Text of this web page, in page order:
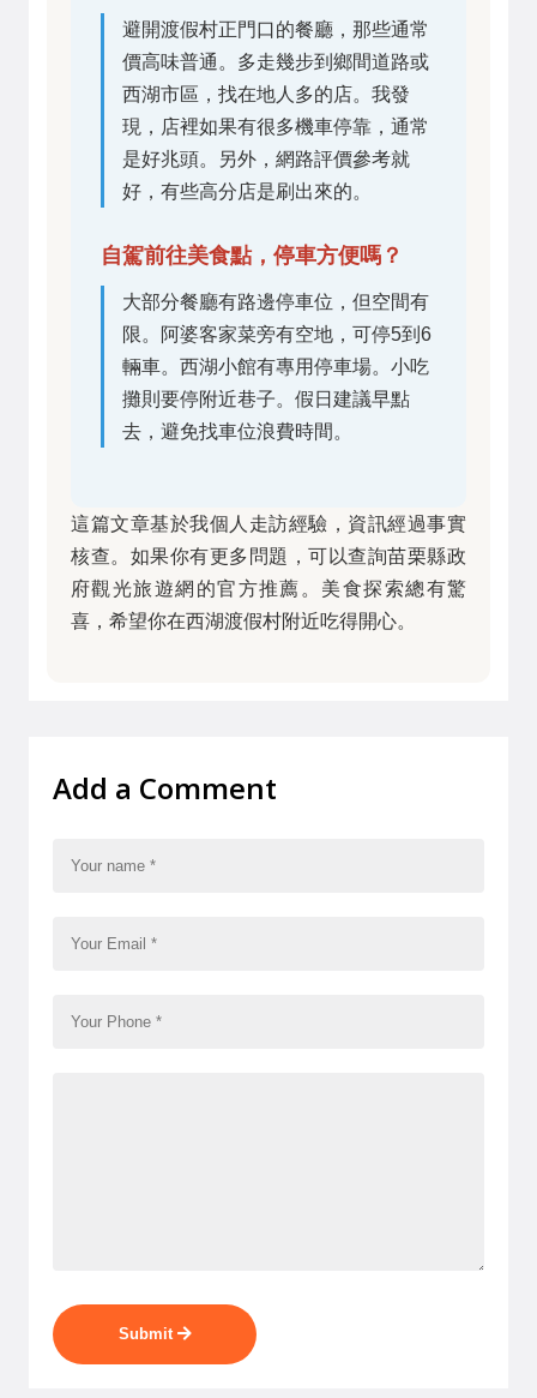
避開渡假村正門口的餐廳，那些通常
價高味普通。多走幾步到鄉間道路或
西湖市區，找在地人多的店。我發
現，店裡如果有很多機車停靠，通常
是好兆頭。另外，網路評價參考就
好，有些高分店是刷出來的。
自駕前往美食點，停車方便嗎？
大部分餐廳有路邊停車位，但空間有
限。阿婆客家菜旁有空地，可停5到6
輛車。西湖小館有專用停車場。小吃
攤則要停附近巷子。假日建議早點
去，避免找車位浪費時間。
這篇文章基於我個人走訪經驗，資訊經過事實
核查。如果你有更多問題，可以查詢苗栗縣政
府觀光旅遊網的官方推薦。美食探索總有驚
喜，希望你在西湖渡假村附近吃得開心。
Add a Comment
Submit